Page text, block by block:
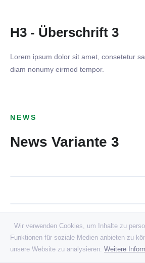
Wir verwenden Cookies, um Inhalte zu
Funktionen für soziale Medien anbieten zu
unsere Website zu analysieren. Weitere
H3 - Überschrift 3
Lorem ipsum dolor sit amet, consetetur
diam nonumy eirmod tempor.
NEWS
News Variante 3
VfB Tamm -04. MAI 2026